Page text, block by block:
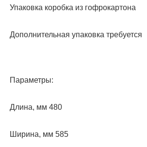
Упаковка коробка из гофрокартона
Дополнительная упаковка требуется
Параметры:
Длина, мм 480
Ширина, мм 585